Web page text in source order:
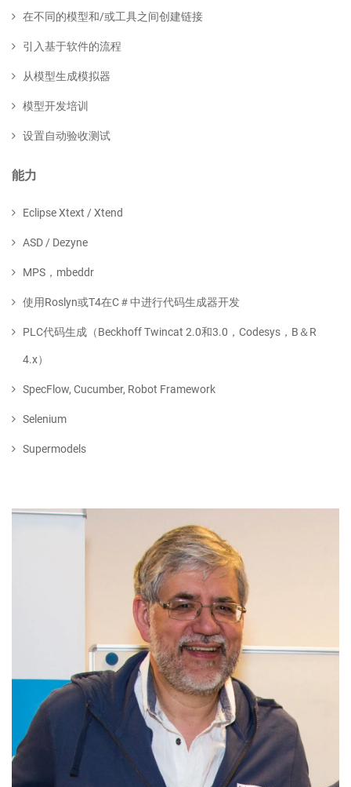
在不同的模型和/或工具之间创建链接
引入基于软件的流程
从模型生成模拟器
模型开发培训
设置自动验收测试
能力
Eclipse Xtext / Xtend
ASD / Dezyne
MPS，mbeddr
使用Roslyn或T4在C＃中进行代码生成器开发
PLC代码生成（Beckhoff Twincat 2.0和3.0，Codesys，B＆R
4.x）
SpecFlow, Cucumber, Robot Framework
Selenium
Supermodels